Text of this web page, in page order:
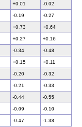
+0.01 -0.02
-0.19 -0.27
+0.73 +0.64
+0.27 +0.16
-0.34 -0.48
+0.15 +0.11
-0.20 -0.32
-0.21 -0.33
-0.44 -0.55
-0.09 -0.10
-0.47 -1.38